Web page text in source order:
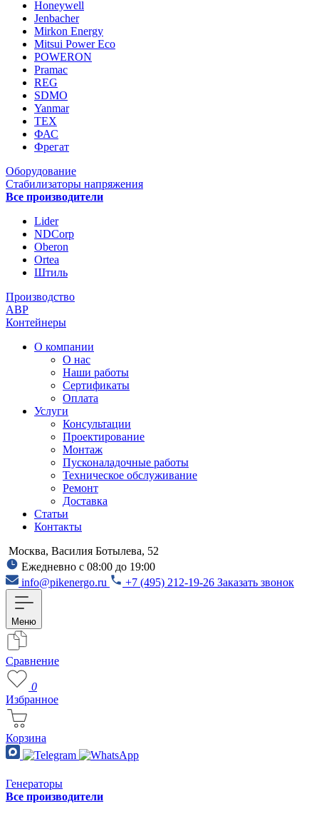
Honeywell
Jenbacher
Mirkon Energy
Mitsui Power Eco
POWERON
Pramac
REG
SDMO
Yanmar
ТЕХ
ФАС
Фрегат
Оборудование
Стабилизаторы напряжения
Все производители
Lider
NDCorp
Oberon
Ortea
Штиль
Производство
АВР
Контейнеры
О компании
О нас
Наши работы
Сертификаты
Оплата
Услуги
Консультации
Проектирование
Монтаж
Пусконаладочные работы
Техническое обслуживание
Ремонт
Доставка
Статьи
Контакты
Москва, Василия Ботылева, 52
Ежедневно с 08:00 до 19:00
info@pikenergo.ru
+7 (495) 212-19-26 Заказать звонок
Меню
Сравнение
0
Избранное
Корзина
Генераторы
Все производители